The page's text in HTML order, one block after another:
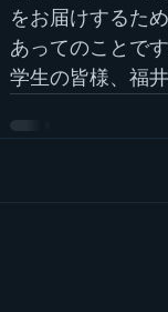
をお届けするた
あってのことで
学生の皆様、福